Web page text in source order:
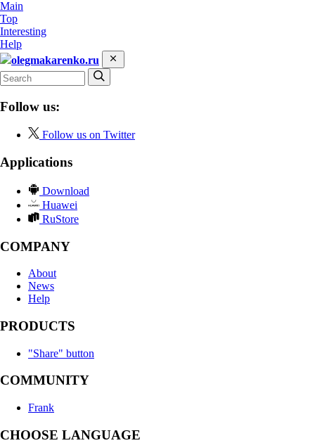
Main
Top
Interesting
Help
olegmakarenko.ru
Follow us:
Follow us on Twitter
Applications
Download
Huawei
RuStore
COMPANY
About
News
Help
PRODUCTS
"Share" button
COMMUNITY
Frank
CHOOSE LANGUAGE